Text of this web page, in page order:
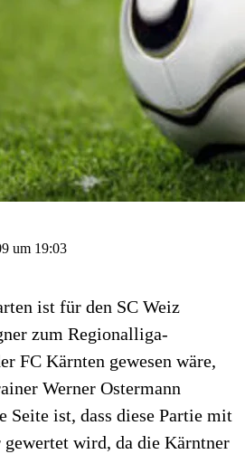
um 19:03
ist für den SC Weiz
zum Regionalliga-
FC Kärnten gewesen wäre,
Werner Ostermann
ist, dass diese Partie mit
wird, da die Kärntner